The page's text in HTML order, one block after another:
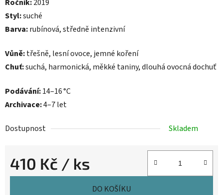
Ročník:2019
Styl:suché
Barva:rubínová, středně intenzivní
Vůně:třešně, lesní ovoce, jemné koření
Chuť:suchá, harmonická, měkké taniny, dlouhá ovocná dochuť
Podávání:14–16 °C
Archivace:4–7 let
Dostupnost Skladem
410 Kč / ks
Měrná cena:
DO KOŠÍKU